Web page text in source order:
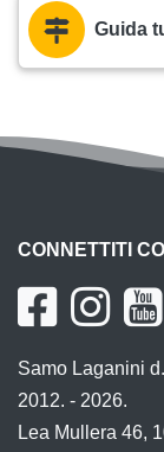
Guida
CONNETTITI
Samo Laganini
2012. - 2026.
Lea Mullera 46,